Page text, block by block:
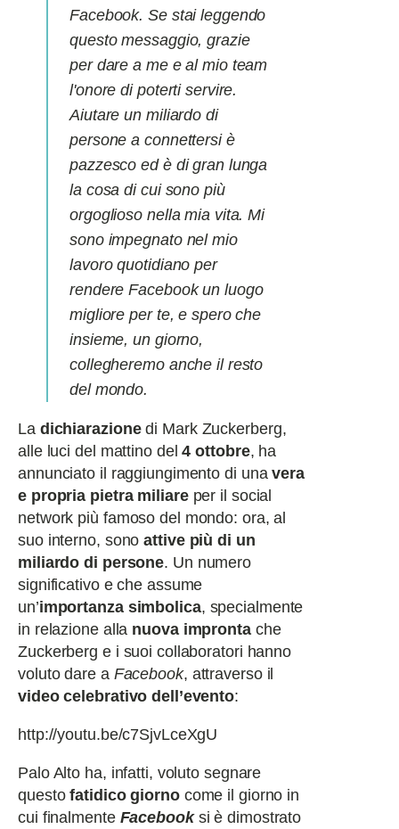
Facebook. Se stai leggendo
questo messaggio, grazie
per dare a me e al mio team
l'onore di poterti servire.
Aiutare un miliardo di
persone a connettersi è
pazzesco ed è di gran lunga
la cosa di cui sono più
orgoglioso nella mia vita. Mi
sono impegnato nel mio
lavoro quotidiano per
rendere Facebook un luogo
migliore per te, e spero che
insieme, un giorno,
collegheremo anche il resto
del mondo.
La dichiarazionedi Mark Zuckerberg,
alle luci del mattino del4 ottobre, ha
annunciato il raggiungimento di unavera
e propria pietra miliareper il social
network più famoso del mondo: ora, al
suo interno, sonoattive più di un
miliardo di persone. Un numero
significativo e che assume
un’importanza simbolica, specialmente
in relazione alla nuova improntache
Zuckerberg e i suoi collaboratori hanno
voluto dare a Facebook, attraverso il
video celebrativo dell’evento:
http://youtu.be/c7SjvLceXgU
Palo Alto ha, infatti, voluto segnare
questofatidico giornocome il giorno in
cui finalmente Facebooksi è dimostrato